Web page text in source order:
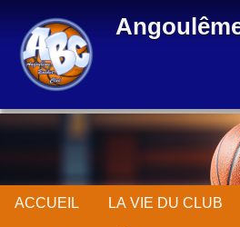
ACCUEIL LA VIE DU CLUB